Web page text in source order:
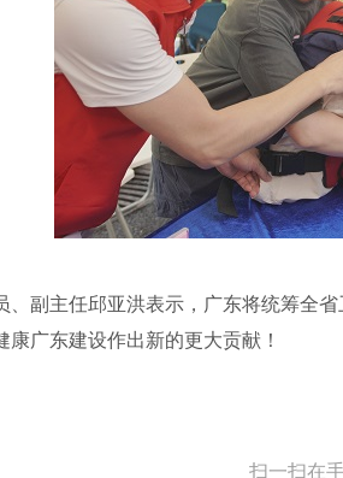
、副主任邱亚洪表示，广东将统筹全
广东建设作出新的更大贡献！
扫一扫在